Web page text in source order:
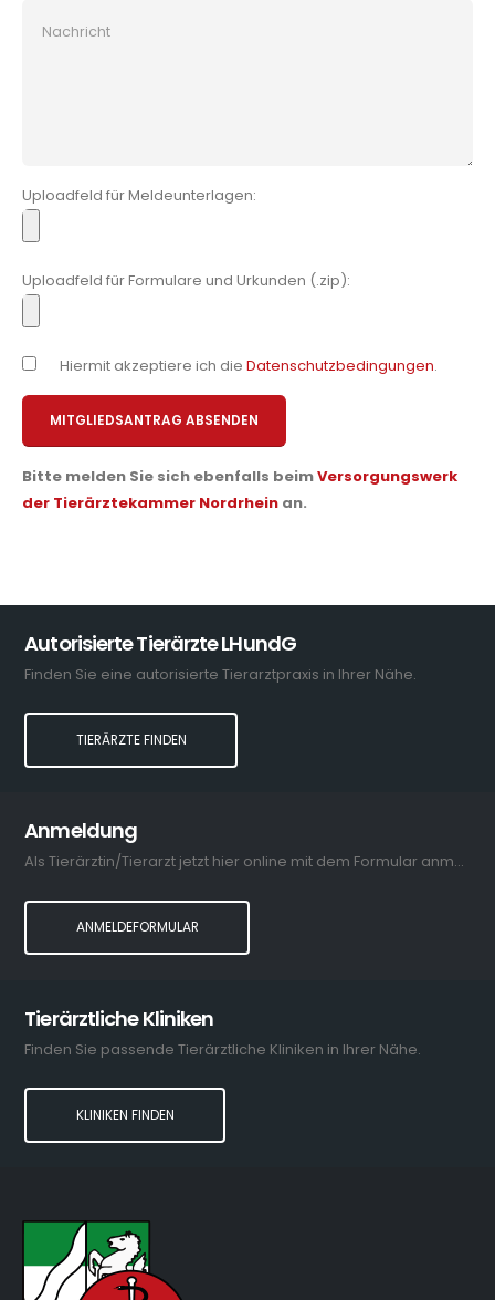
Uploadfeld für Meldeunterlagen:
Uploadfeld für Formulare und Urkunden (.zip):
Hiermit akzeptiere ich die Datenschutzbedingungen.
Bitte lasse dieses Feld leer.
Alternative:
Bitte melden Sie sich ebenfalls beimVersorgungswerk
der Tierärztekammer Nordrhein an.
Autorisierte Tierärzte LHundG
Finden Sie eine autorisierte Tierarztpraxis in Ihrer Nähe.
TIERÄRZTE FINDEN
Anmeldung
Als Tierärztin/Tierarzt jetzt hier online mit dem Formular anmelden.
ANMELDEFORMULAR
Tierärztliche Kliniken
Finden Sie passende Tierärztliche Kliniken in Ihrer Nähe.
KLINIKEN FINDEN